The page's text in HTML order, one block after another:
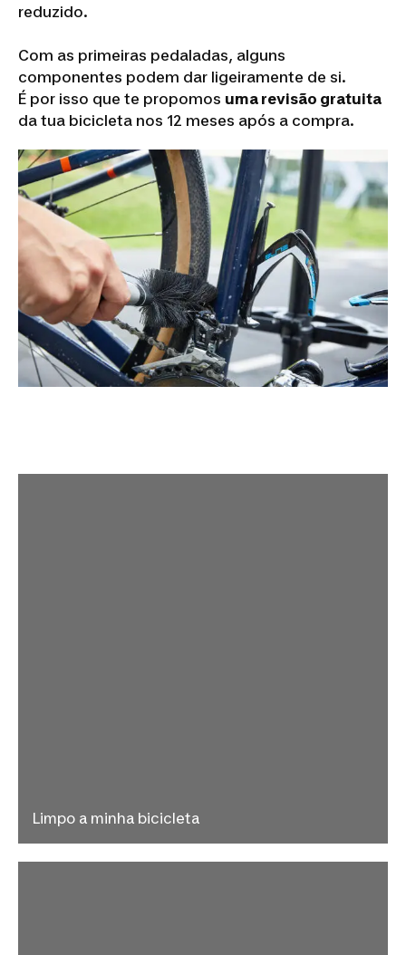
reduzido.
Com as primeiras pedaladas, alguns
componentes podem dar ligeiramente de si.
É por isso que te propomos uma revisão gratuita
da tua bicicleta nos 12 meses após a compra.
Limpo a minha bicicleta